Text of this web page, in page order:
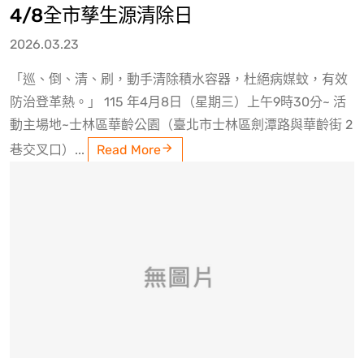
4/8全市孳生源清除日
2026.03.23
「巡、倒、清、刷，動手清除積水容器，杜絕病媒蚊，有效
防治登革熱。」 115 年4月8日（星期三）上午9時30分~ 活
動主場地~士林區華齡公園（臺北市士林區劍潭路與華齡街 2
巷交叉口）...
Read More